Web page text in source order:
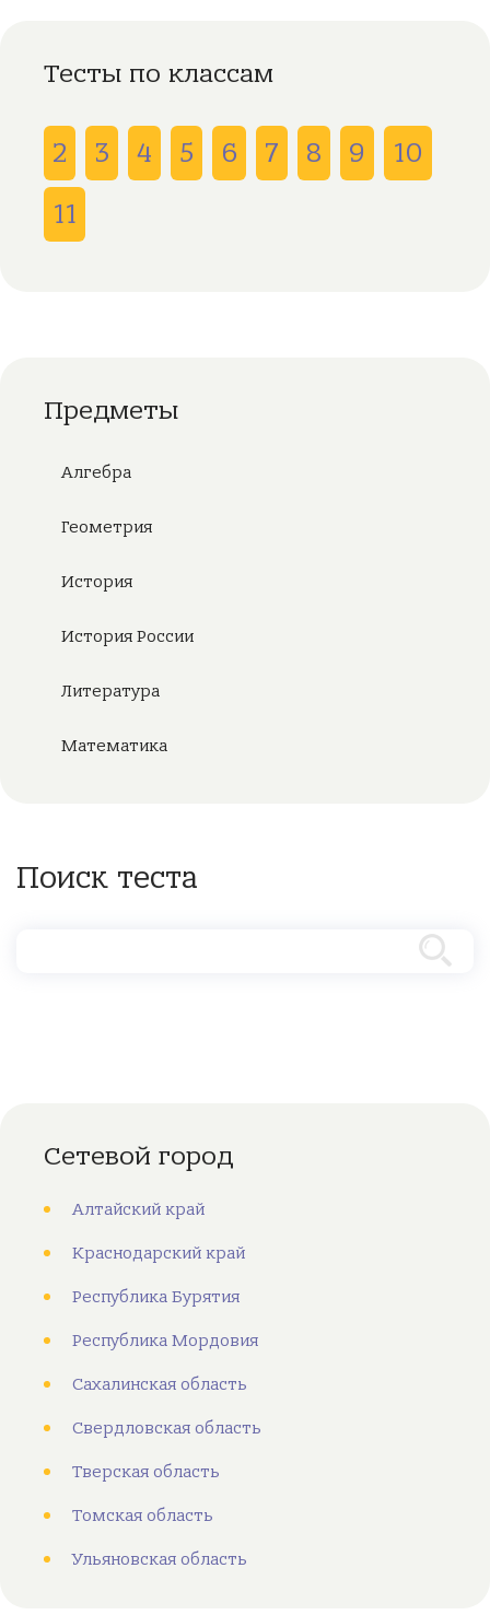
Тесты по классам
2 3 4 5 6 7 8 9
10
11
Предметы
Алгебра
Геометрия
История
История России
Литература
Математика
Поиск теста
Сетевой город
Алтайский край
Краснодарский край
Республика Бурятия
Республика Мордовия
Сахалинская область
Свердловская область
Тверская область
Томская область
Ульяновская область